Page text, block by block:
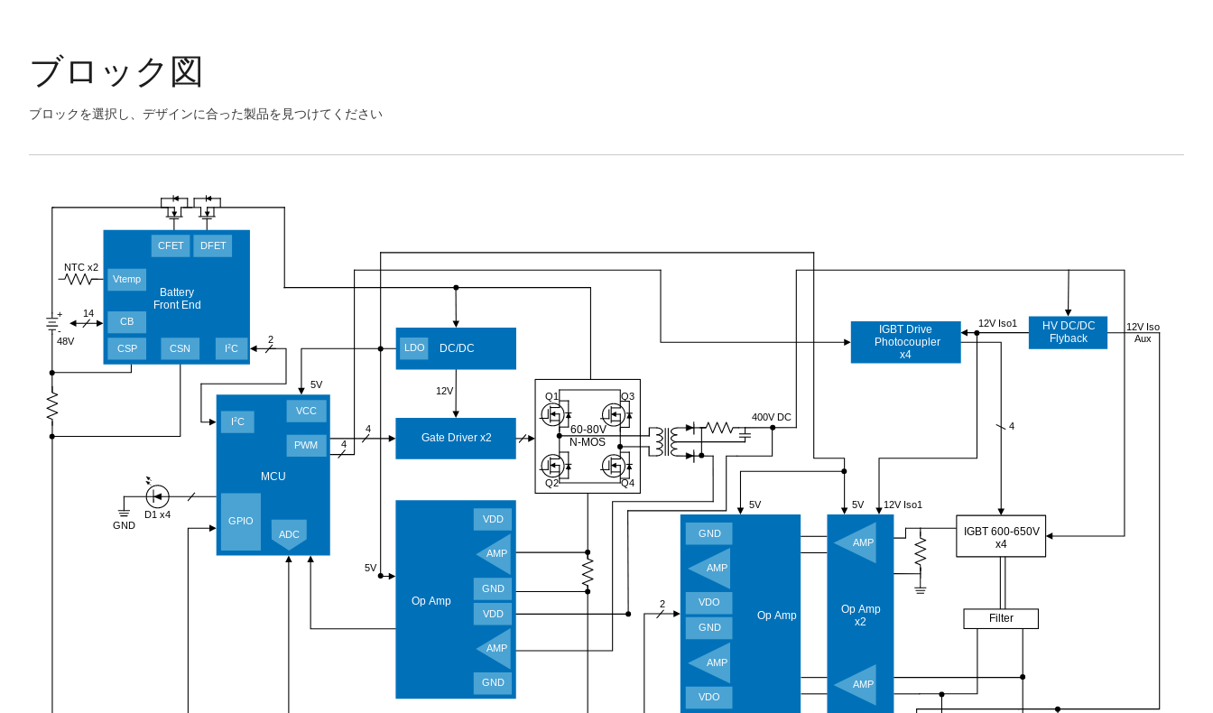
ブロック図
ブロックを選択し、デザインに合った製品を見つけてください
interactive
Gate Driver x2
12V Iso1
Filter
60-80V
N-MOS
GND
D1 x4
5V
4
4
Q1 Q3
Q2 Q4
5V
400V DC
5V 12V Iso1
5V
+
-
2
NTC x2
14
48V
4
2
12V Iso
Aux
Op Amp
VDD
GND
VDD
GND
AMP
AMP
MCU
I2C
VCC
PWM
ADC
GPIO
Battery
Front End
CFET DFET
Vtemp
CB
CSP I2C
CSN DC/DC
LDO
HV DC/DC
Flyback
IGBT Drive
Photocoupler
x4
IGBT 600-650V
x4
Op Amp
GND
VDO
GND
VDO
AMP
AMP
Op Amp
x2
AMP
AMP
12V
Block